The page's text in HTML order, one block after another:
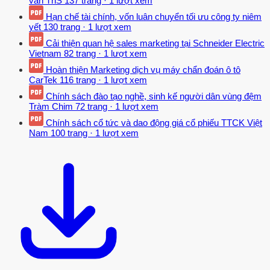
là các TCTD.
Thực tế giao dịch liên quan đến HĐTD thường được thực hiện tại
các chi nhánh – phòng giao dịch, tuy nhiên những phòng giao dịch
này không phải là chủ thể của HĐTD mà đây được xem là hoạt
động dưới sự ủy quyền của pháp nhân trong phạm vi chức năng,
quyền hạn7, chính vì vậy năng lực pháp lý của bên cho vay chính là
pháp nhân thực hiện hoạt động kinh doanh về tín dụng.2 Năng lực
pháp lý bên vay Bên vay là tổ chức có tư cách pháp nhân, tham gia
quan hệ cho vay vì mục đích lợi nhuận, những tổ chức này là các
sự và luật doanh nghiệp, dựa theo đó năng lực pháp lý của bên vay
vay là cá nhân hoặc không phải là pháp nhân cũng được pháp luật
về dân sự và kinh doanh cho phép được tham gia vào quan hệ tín
dụng – có quyền ký kết HĐTD và chịu trách nhiệm pháp lý. 6 Điều
20 luật các tổ chức tín dụng 2010.
Hạn chế tài chính, vốn luân chuyển tối ưu công ty niêm
yết 130 trang · 1 lượt xem
Cải thiện quan hệ sales marketing tại Schneider Electric
Vietnam 82 trang · 1 lượt xem
Hoàn thiện Marketing dịch vụ máy chẩn đoán ô tô
CarTek 116 trang · 1 lượt xem
Chính sách đào tạo nghề, sinh kế người dân vùng đệm
Tràm Chim 72 trang · 1 lượt xem
Chính sách cổ tức và dao động giá cổ phiếu TTCK Việt
Nam 100 trang · 1 lượt xem